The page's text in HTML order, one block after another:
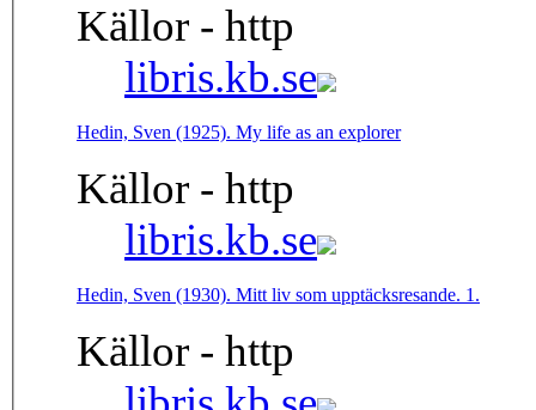
Källor - http
libris.kb.se
Hedin, Sven (1925). My life as an explorer
Källor - http
libris.kb.se
Hedin, Sven (1930). Mitt liv som upptäcksresande. 1.
Källor - http